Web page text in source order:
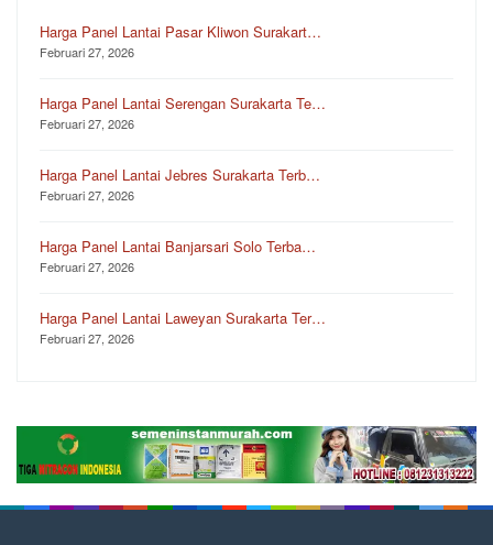
Harga Panel Lantai Pasar Kliwon Surakart…
Februari 27, 2026
Harga Panel Lantai Serengan Surakarta Te…
Februari 27, 2026
Harga Panel Lantai Jebres Surakarta Terb…
Februari 27, 2026
Harga Panel Lantai Banjarsari Solo Terba…
Februari 27, 2026
Harga Panel Lantai Laweyan Surakarta Ter…
Februari 27, 2026